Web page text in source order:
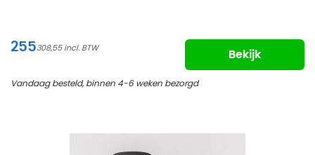
255308,55
Bekijk
Vandaag besteld, binnen 4-6 weken bezorgd